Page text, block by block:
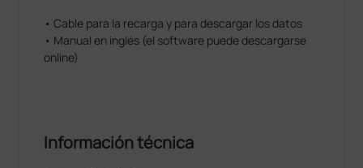
• Cable para la recarga y para descargar los datos
• Manual en inglés (el software puede descargarse
online)
Información técnica